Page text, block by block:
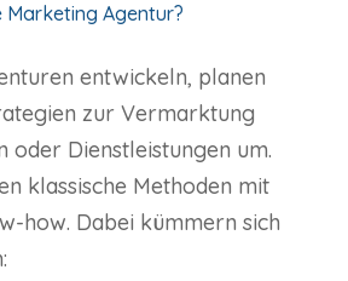
Marketing Agentur?
entwickeln, planen
zur Vermarktung
oder Dienstleistungen um.
klassische Methoden mit
how. Dabei kümmern sich